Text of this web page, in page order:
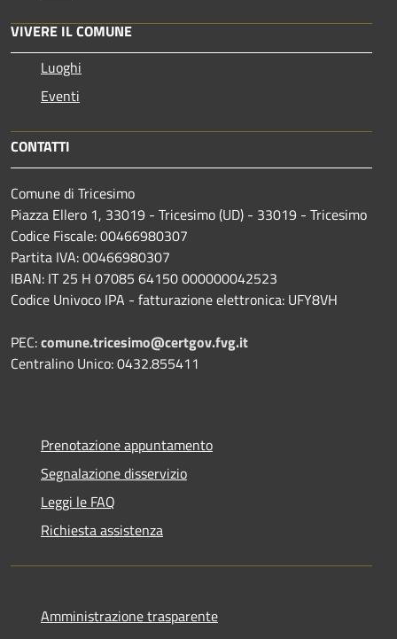
VIVERE IL COMUNE
Luoghi
Eventi
CONTATTI
Comune di Tricesimo
Piazza Ellero 1, 33019 - Tricesimo (UD) - 33019 - Tricesimo
Codice Fiscale: 00466980307
Partita IVA: 00466980307
IBAN: IT 25 H 07085 64150 000000042523
Codice Univoco IPA - fatturazione elettronica: UFY8VH
PEC:comune.tricesimo@certgov.fvg.it
Centralino Unico: 0432.855411
Prenotazione appuntamento
Segnalazione disservizio
Leggi le FAQ
Richiesta assistenza
Amministrazione trasparente